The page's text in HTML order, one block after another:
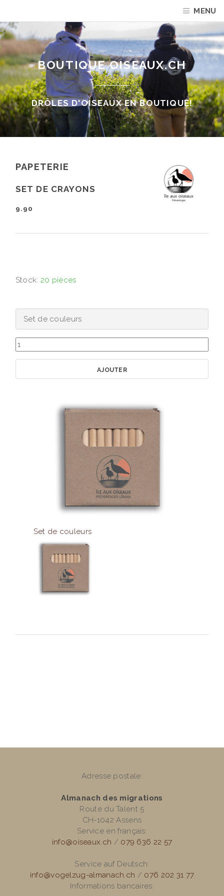
MENU
BOUTIQUE OISEAUX.CH
DRÔLES D'OISEAUX EN BOUTIQUE!
PAPETERIE
SET DE CRAYONS
9.90
Stock: 20 pièces
Set de couleurs
Adresse postale:
Almanach des migrations
Route du Talent 5
CH-1042 Assens
Service en français:
info@oiseaux.ch / 079 636 22 57
Service auf Deutsch:
info@vogelzug-almanach.ch / 076 202 31 77
Informations bancaires: